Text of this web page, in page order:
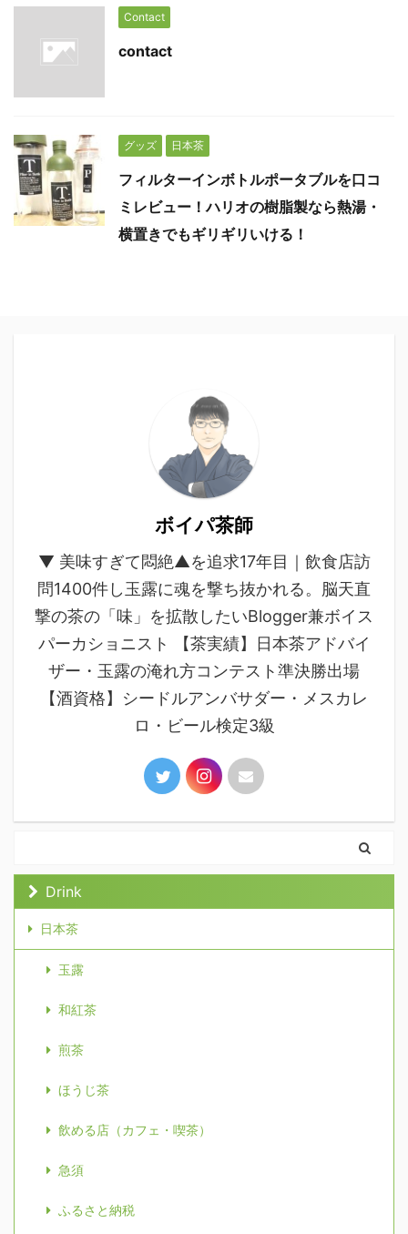
Contact
contact
グッズ 日本茶
フィルターインボトルポータブルを口コ
ミレビュー！ハリオの樹脂製なら熱湯・
横置きでもギリギリいける！
ボイパ茶師
▼ 美味すぎて悶絶▲を追求17年目｜飲食店訪
問1400件し玉露に魂を撃ち抜かれる。脳天直
撃の茶の「味」を拡散したいBlogger兼ボイス
パーカショニスト 【茶実績】日本茶アドバイ
ザー・玉露の淹れ方コンテスト準決勝出場
【酒資格】シードルアンバサダー・メスカレ
ロ・ビール検定3級
Drink
日本茶
玉露
和紅茶
煎茶
ほうじ茶
飲める店（カフェ・喫茶）
急須
ふるさと納税